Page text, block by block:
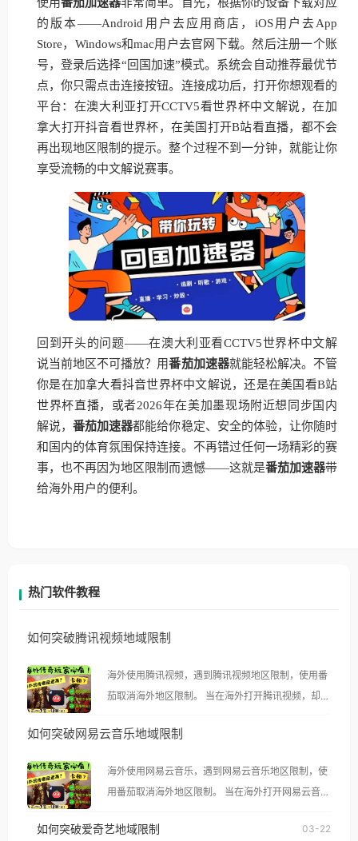
的版本——Android用户去应用商店，iOS用户去App
Store，Windows和mac用户去官网下载。然后注册一个账
号，登录后选择“回国加速”模式。系统会自动推荐最优节
点，你只需点击连接按钮。连接成功后，打开你想观看的
平台：在澳大利亚打开CCTV5看世界杯中文解说，在加
拿大打开抖音看世界杯，在美国打开B站看直播，都不会
再出现地区限制的提示。整个过程不到一分钟，就能让你
享受流畅的中文解说赛事。
回到开头的问题——在澳大利亚看CCTV5世界杯中文解
说当前地区不可播放？用番茄加速器就能轻松解决。不管
你是在加拿大看抖音世界杯中文解说，还是在美国看B站
世界杯直播，或者2026年在美加墨现场附近想同步国内
解说，番茄加速器都能给你稳定、安全的体验，让你随时
和国内的体育氛围保持连接。不再错过任何一场精彩的赛
事，也不再因为地区限制而遗憾——这就是番茄加速器带
给海外用户的便利。
热门软件教程
如何突破腾讯视频地域限制
海外使用腾讯视频，遇到腾讯视频地区限制，使用番
茄取消海外地区限制。 当在海外打开腾讯视频，却突
示语。 海外用户如香港、澳门、台湾、美国、加拿
像其他音乐平台一样，出现地区及版权限制问题，且
仅能在中国大陆地区播放。 遇到这个问题的朋友们，
使用番茄回国加速器，即可解决「海外用户收听腾讯
如何突破网易云音乐地域限制
海外使用网易云音乐，遇到网易云音乐地区限制，使
用番茄取消海外地区限制。 当在海外打开网易云音
播放”的提示语。 海外用户如香港、澳门、台湾、美
如何突破爱奇艺地域限制 03-22